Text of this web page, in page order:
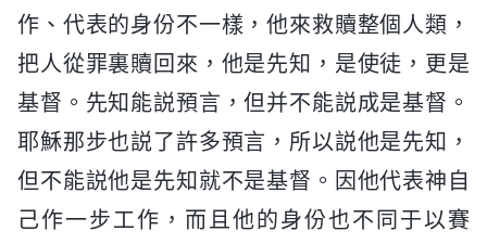
作、代表的身份不一樣，他來救贖整個人類，
把人從罪裏贖回來，他是先知，是使徒，更是
基督。先知能説預言，但并不能説成是基督。
耶穌那步也説了許多預言，所以説他是先知，
但不能説他是先知就不是基督。因他代表神自
己作一步工作，而且他的身份也不同于以賽